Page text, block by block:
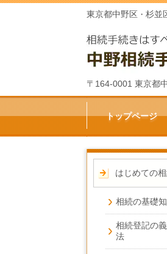
東京都中野区 ・ 杉並
〒164-0001 東京都
トップページ
はじめての
相続の基礎
相続登記の
法